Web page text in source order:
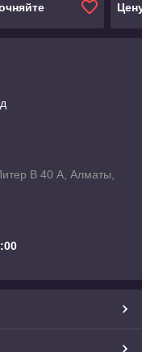
В 40 А, Алматы,